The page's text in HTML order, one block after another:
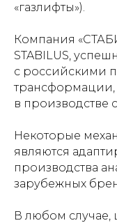
«газлифты»).
Компания
STABILUS,
с российскими
в производстве
Некоторые
являются
производства
зарубежных
В любом